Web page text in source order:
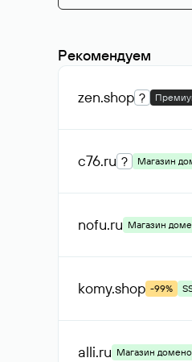
Рекомендуем
zen.shop ?
c76.ru ? Магазин
nofu.ru Магазин
komy.shop -99%
alli.ru Магазин